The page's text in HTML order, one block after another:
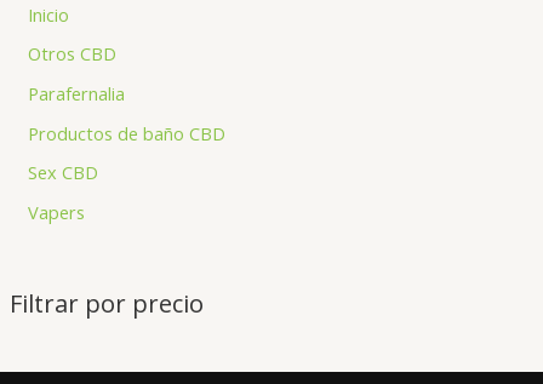
Inicio
Otros CBD
Parafernalia
Productos de baño CBD
Sex CBD
Vapers
Filtrar por precio